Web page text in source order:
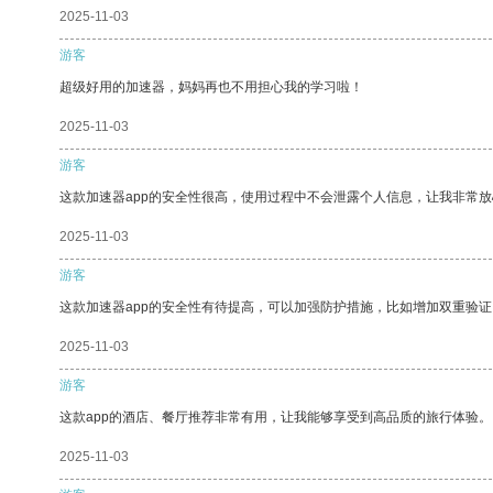
2025-11-03
游客
超级好用的加速器，妈妈再也不用担心我的学习啦！
2025-11-03
游客
这款加速器app的安全性很高，使用过程中不会泄露个人信息，让我非常
2025-11-03
游客
这款加速器app的安全性有待提高，可以加强防护措施，比如增加双重验
2025-11-03
游客
这款app的酒店、餐厅推荐非常有用，让我能够享受到高品质的旅行体验。
2025-11-03